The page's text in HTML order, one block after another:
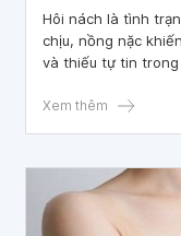
Hôi nách là tình
chịu, nồng nặc
và thiếu tự tin
Xem thêm